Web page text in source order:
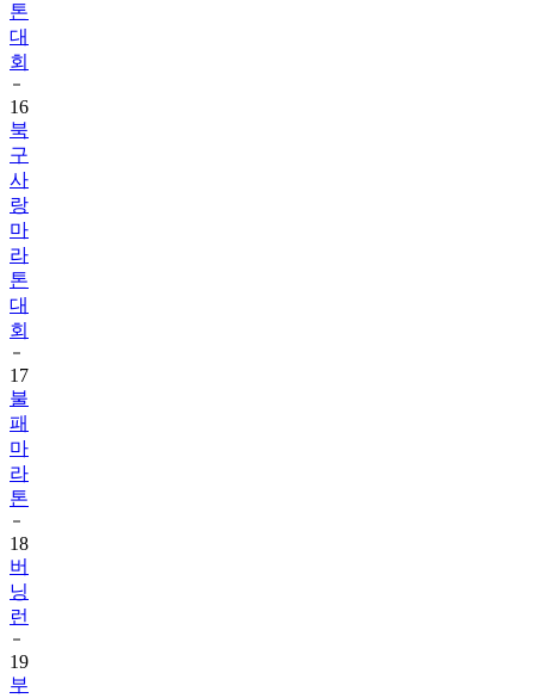
톤
대
회
16
북
구
사
랑
마
라
톤
대
회
17
불
패
마
라
톤
18
버
닝
런
19
부